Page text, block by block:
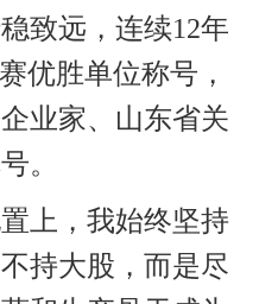
致远，连续12年
优胜单位称号，
业家、山东省关
。
上，我始终坚持
持大股，而是尽
98
88
22
8